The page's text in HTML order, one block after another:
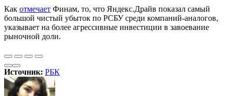
Как отмечает Финам, то, что Яндекс.Драйв показал самый
большой чистый убыток по РСБУ среди компаний-аналогов,
указывает на более агрессивные инвестиции в завоевание
рыночной доли.
Источник: РБК